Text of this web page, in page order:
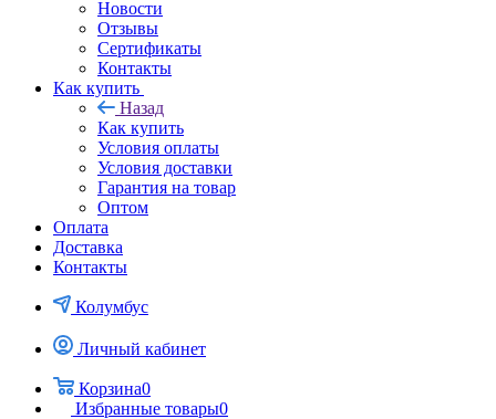
Новости
Отзывы
Сертификаты
Контакты
Как купить
Назад
Как купить
Условия оплаты
Условия доставки
Гарантия на товар
Оптом
Оплата
Доставка
Контакты
Колумбус
Личный кабинет
Корзина0
Избранные товары0